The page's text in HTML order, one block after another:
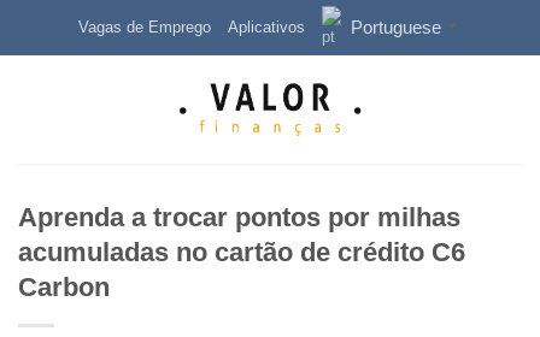
Vagas de Emprego Aplicativos Portuguese ▼
Aprenda a trocar pontos por milhas
acumuladas no cartão de crédito C6
Carbon